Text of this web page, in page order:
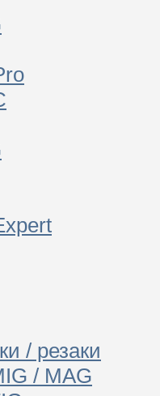
/ резаки
/ MAG